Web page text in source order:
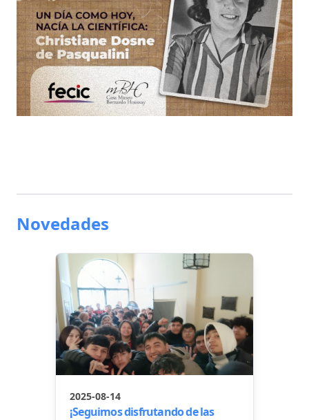
Novedades
2025-08-14
¡Seguimos disfrutando de las